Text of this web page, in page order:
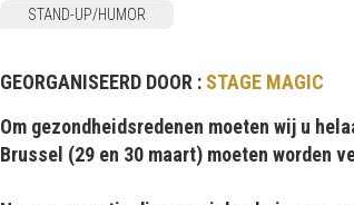
STAND-UP/HUMOR
GEORGANISEERD DOOR : STAGE MAGIC
Om gezondheidsredenen moeten wij u
Brussel (29 en 30 maart) moeten worden